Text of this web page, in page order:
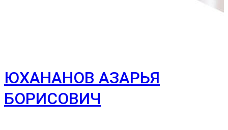
ЮХАНАНОВ АЗАРЬЯ
БОРИСОВИЧ